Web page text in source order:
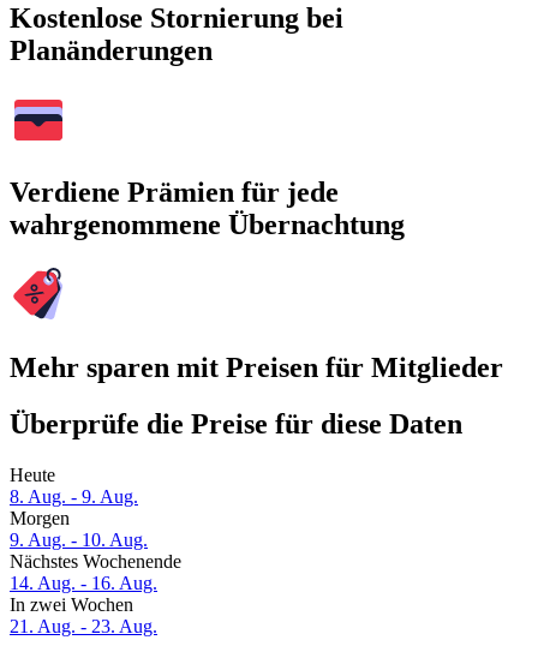
Kostenlose Stornierung bei
Planänderungen
Verdiene Prämien für jede
wahrgenommene Übernachtung
Mehr sparen mit Preisen für Mitglieder
Überprüfe die Preise für diese Daten
Heute
8. Aug. - 9. Aug.
Morgen
9. Aug. - 10. Aug.
Nächstes Wochenende
14. Aug. - 16. Aug.
In zwei Wochen
21. Aug. - 23. Aug.